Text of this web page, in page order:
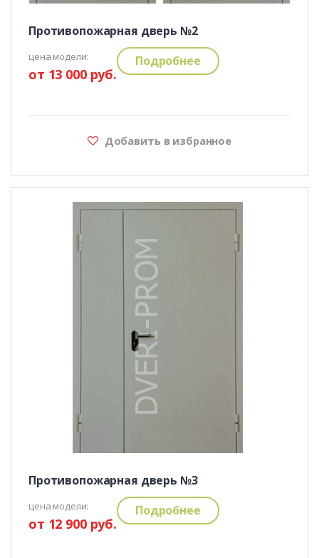
Противопожарная дверь №2
цена модели:
от 13 000 руб.
Подробнее
Добавить в избранное
Противопожарная дверь №3
цена модели:
от 12 900 руб.
Подробнее